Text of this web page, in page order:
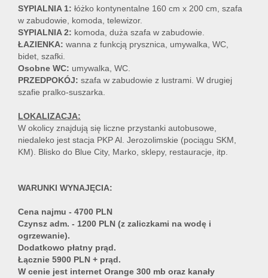
SYPIALNIA 1: łóżko kontynentalne 160 cm x 200 cm, szafa
w zabudowie, komoda, telewizor.
SYPIALNIA 2: komoda, duża szafa w zabudowie.
ŁAZIENKA: wanna z funkcją prysznica, umywalka, WC,
bidet, szafki.
Osobne WC: umywalka, WC.
PRZEDPOKÓJ: szafa w zabudowie z lustrami. W drugiej
szafie pralko-suszarka.
LOKALIZACJA:
W okolicy znajdują się liczne przystanki autobusowe,
niedaleko jest stacja PKP Al. Jerozolimskie (pociągu SKM,
KM). Blisko do Blue City, Marko, sklepy, restauracje, itp.
WARUNKI WYNAJĘCIA:
Cena najmu - 4700 PLN
Czynsz adm. - 1200 PLN (z zaliczkami na wodę i
ogrzewanie).
Dodatkowo płatny prąd.
Łącznie 5900 PLN + prąd.
W cenie jest internet Orange 300 mb oraz kanały